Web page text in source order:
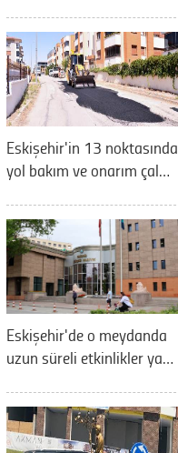
Eskişehir'in 13 noktasında
yol bakım ve onarım çal…
Eskişehir'de o meydanda
uzun süreli etkinlikler ya…